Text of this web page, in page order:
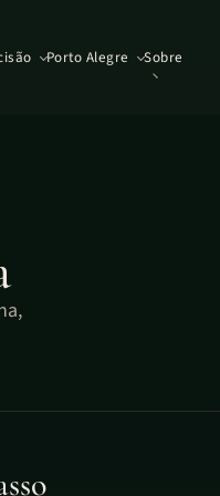
Porto Alegre Sobre